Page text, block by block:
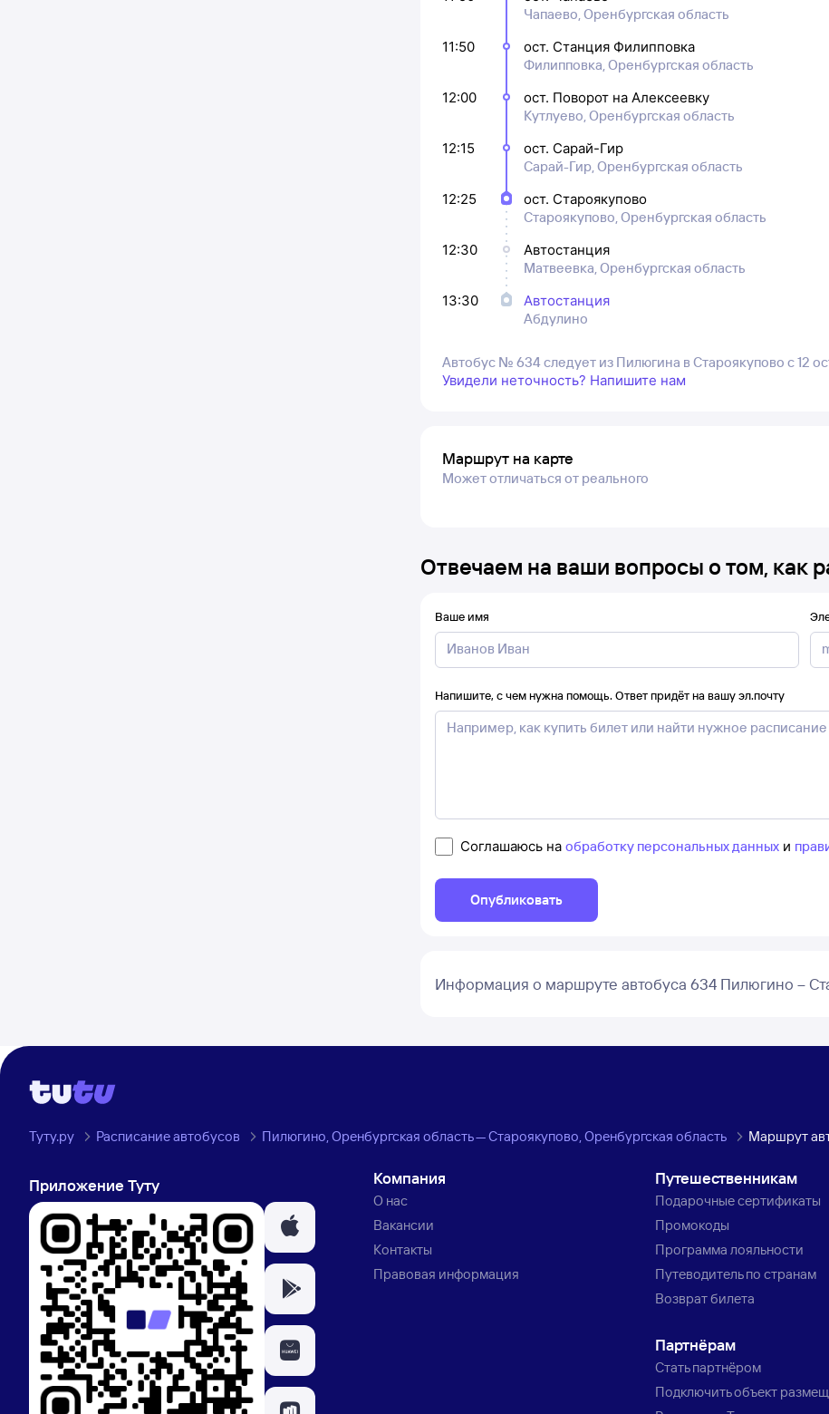
Чапаево, Оренбургская область
11:50
ост. Станция Филипповка
Филипповка, Оренбургская область
12:00
ост. Поворот на Алексеевку
Кутлуево, Оренбургская область
12:15
ост. Сарай-Гир
Сарай-Гир, Оренбургская область
12:25
ост. Староякупово
Староякупово, Оренбургская область
12:30
Автостанция
Матвеевка, Оренбургская область
13:30
Автостанция
Абдулино
Автобус № 634 следует из Пилюгина в Староякупово с 12
Увидели неточность? Напишите нам
Маршрут на карте
Может отличаться от реального
Отвечаем на ваши вопросы о том, как
Ваше имя
Напишите, с чем нужна помощь. Ответ придёт на вашу эл.почту
Соглашаюсь на обработку персональных данных и
Опубликовать
Информация о маршруте автобуса 634 Пилюгино –
Туту.ру Расписание автобусов Пилюгино, Оренбургская область — Староякупово, Оренбургская область Маршрут
Приложение Туту Компания
О нас
Вакансии
Контакты
Правовая информация
Путешественникам
Подарочные сертификаты
Промокоды
Программа лояльности
Путеводитель по странам
Возврат билета
Партнёрам
Стать партнёром
Подключить объект